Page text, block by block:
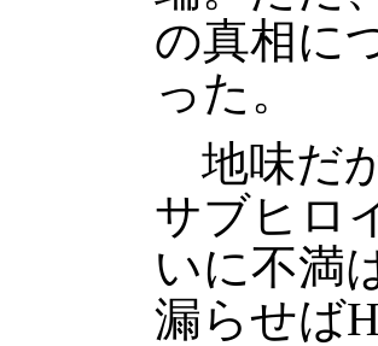
の真相に
った。
地味だ
サブヒロ
いに不満
漏らせば